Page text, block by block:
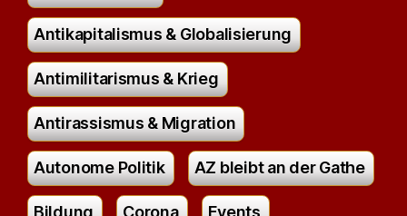
Antikapitalismus & Globalisierung
Antimilitarismus & Krieg
Antirassismus & Migration
Autonome Politik AZ bleibt an der Gathe
Bildung Corona Events